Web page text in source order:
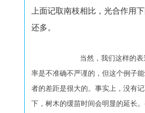
上面记取南枝相比，光合作用
还多。
当然，我们这样的
率是不准确不严谨的，但这个例子
者的差距是很大的。 事实上，没有
下，树木的缓苗时间会明显的延长